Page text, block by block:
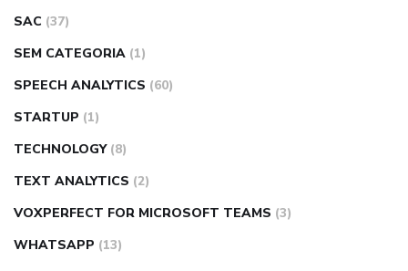
SAC (37)
SEM CATEGORIA (1)
SPEECH ANALYTICS (60)
STARTUP (1)
TECHNOLOGY (8)
TEXT ANALYTICS (2)
VOXPERFECT FOR MICROSOFT TEAMS (3)
WHATSAPP (13)